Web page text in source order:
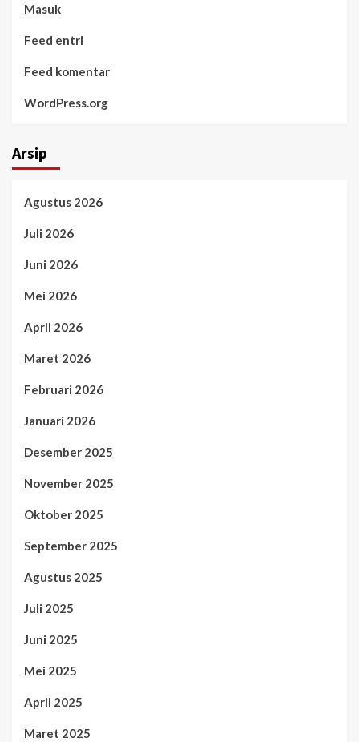
Masuk
Feed entri
Feed komentar
WordPress.org
Arsip
Agustus 2026
Juli 2026
Juni 2026
Mei 2026
April 2026
Maret 2026
Februari 2026
Januari 2026
Desember 2025
November 2025
Oktober 2025
September 2025
Agustus 2025
Juli 2025
Juni 2025
Mei 2025
April 2025
Maret 2025